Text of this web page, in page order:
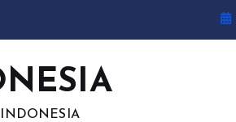
INDONESIA